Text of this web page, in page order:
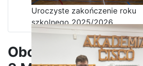
Uroczyste zakończenie roku
szkolnego 2025/2026
Obchody Święta